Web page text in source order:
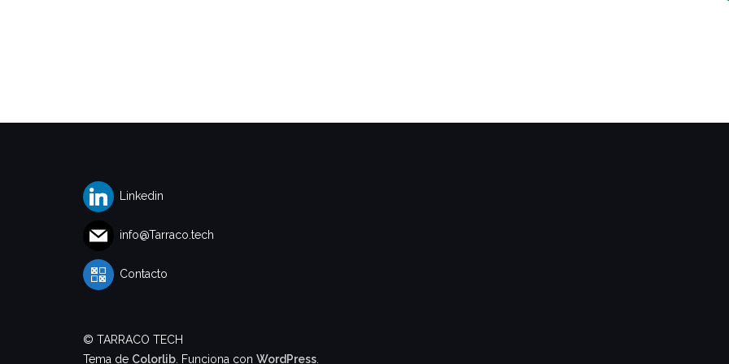
Linkedin
info@Tarraco.tech
Contacto
© TARRACO TECH
Tema de Colorlib . Funciona con WordPress